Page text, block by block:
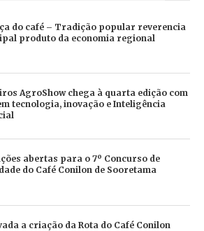
do café – Tradição popular reverencia
produto da economia regional
AgroShow chega à quarta edição com
tecnologia, inovação e Inteligência
abertas para o 7º Concurso de
do Café Conilon de Sooretama
a criação da Rota do Café Conilon